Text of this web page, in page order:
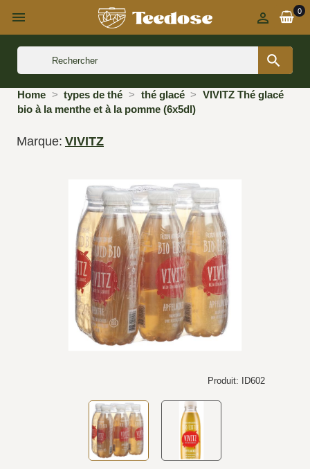
 0


Home types de thé thé glacé
VIVITZ Thé glacé
bio à la menthe et à la pomme (6x5dl)
Marque: VIVITZ
Produit: ID602